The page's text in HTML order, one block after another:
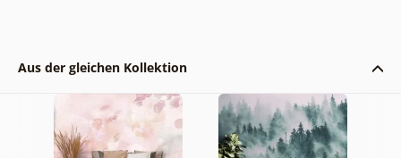
Aus der gleichen Kollektion